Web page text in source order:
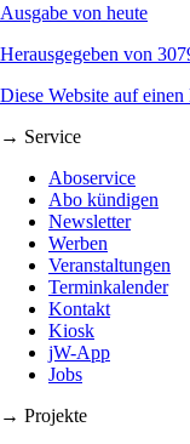
Ausgabe von heute
Herausgegeben von
Diese Website auf
→ Service
Aboservice
Abo kündigen
Newsletter
Werben
Veranstaltungen
Terminkalender
Kontakt
Kiosk
jW-App
Jobs
→ Projekte